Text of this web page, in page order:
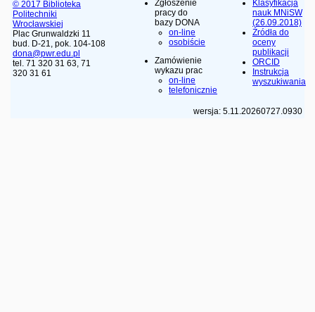
© 2017 Biblioteka
Politechniki
Wrocławskiej
Plac Grunwaldzki 11
bud. D-21, pok. 104-108
dona@pwr.edu.pl
tel. 71 320 31 63, 71
320 31 61
Zgłoszenie
pracy do
bazy DONA
on-line
osobiście
Zamówienie
wykazu prac
on-line
telefonicznie
Klasyfikacja
nauk MNiSW
(26.09.2018)
Źródła do
oceny
publikacji
ORCID
Instrukcja
wyszukiwania
wersja: 5.11.20260727.0930